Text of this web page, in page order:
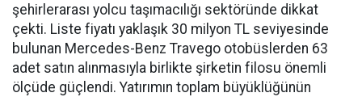
şehirlerarası yolcu taşımacılığı sektöründe dikkat
çekti. Liste fiyatı yaklaşık 30 milyon TL seviyesinde
bulunan Mercedes-Benz Travego otobüslerden 63
adet satın alınmasıyla birlikte şirketin filosu önemli
ölçüde güçlendi. Yatırımın toplam büyüklüğünün